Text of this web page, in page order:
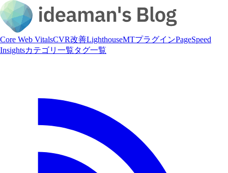
Core Web VitalsCVR改善LighthouseMTプラグインPageSpeed
Insightsカテゴリ一覧タグ一覧